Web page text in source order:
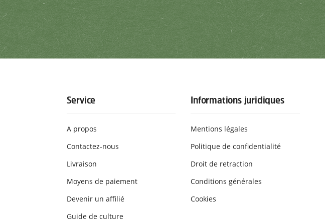
moment. S'INSCRIRE
Service
A propos
Contactez-nous
Livraison
Moyens de paiement
Devenir un affilié
Guide de culture
Informations juridiques
Mentions légales
Politique de confidentialité
Droit de retraction
Conditions générales
Cookies